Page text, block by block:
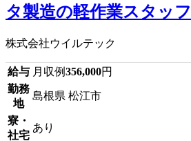
タ製造の軽作業スタッ
株式会社ウイルテック
給与 月収例356,000円
勤務
地
島根県 松江市
寮・
社宅
あり